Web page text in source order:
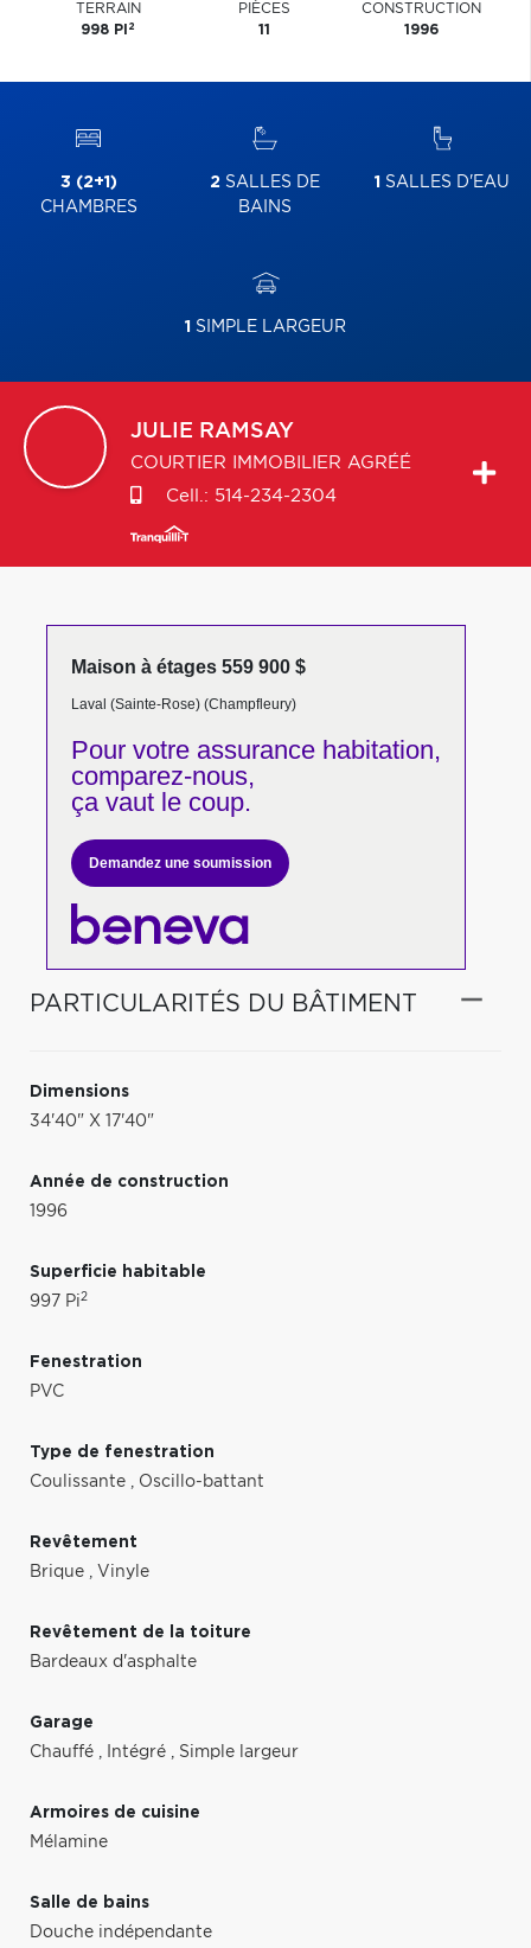
TERRAIN
998 PI 2
PIÈCES
11
CONSTRUCTION
1996
3 (2+1)
CHAMBRES
2 SALLES DE
BAINS
1 SALLES D'EAU
1 SIMPLE LARGEUR
JULIE RAMSAY
COURTIER IMMOBILIER AGRÉÉ
Cell.: 514-234-2304
Maison à étages 559 900 $
Laval (Sainte-Rose) (Champfleury)
Pour votreassurance habitation,
comparez-nous,
ça vaut le coup.
Demandez une soumission
PARTICULARITÉS DU BÂTIMENT
Dimensions
34'40" X 17'40"
Année de construction
1996
Superficie habitable
997 Pi2
Fenestration
PVC
Type de fenestration
Coulissante , Oscillo-battant
Revêtement
Brique , Vinyle
Revêtement de la toiture
Bardeaux d'asphalte
Garage
Chauffé , Intégré , Simple largeur
Armoires de cuisine
Mélamine
Salle de bains
Douche indépendante